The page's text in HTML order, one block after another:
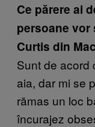
Ce părere ai
persoane vor
Curtis din
Sunt de acord
aia, dar mi se
rămas un loc
încurajez